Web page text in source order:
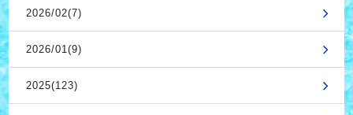
2026/02(7)
2026/01(9)
2025(123)